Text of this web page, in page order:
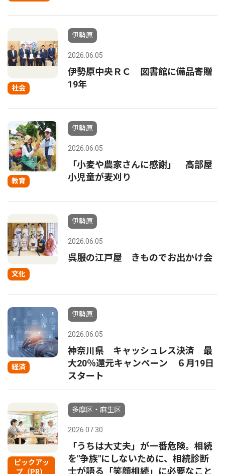
社会
伊勢原
2026.06.05
伊勢原中央ＲＣ 図書館に備品寄贈
19年
教育
伊勢原
2026.06.05
「小麦や農家さんに感謝」 高部屋
小児童が麦刈り
文化
伊勢原
2026.06.05
呉服の江戸屋 きものでお出かけ会
経済
伊勢原
2026.06.05
神奈川県 キャッシュレス決済 最
大20％還元キャンペーン ６月19日
スタート
ピックアッ
プ（PR）
多摩区・麻生区
2026.07.30
「うちは大丈夫」が一番危険。相続
を"争族"にしないために、相続診断
士が語る「笑顔相続」に必要なこと